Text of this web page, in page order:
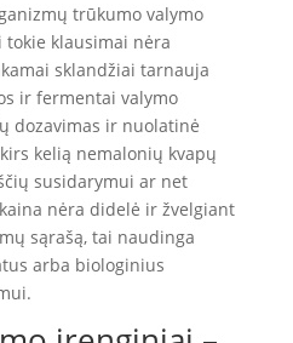
trūkumo valymo
tokie klausimai nėra
sklandžiai tarnauja
ir fermentai valymo
dozavimas ir nuolatinė
kelią nemalonių kvapų
susidarymui ar net
nėra didelė ir žvelgiant
sąrašą, tai naudinga
arba biologinius